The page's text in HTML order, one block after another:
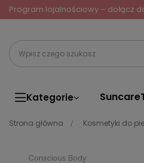
Program lojalnościowy – dołącz
Kategorie Suncare
Strona główna Kosmetyki do